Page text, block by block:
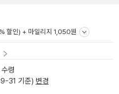
할인) + 마일리지 1,050원
령
31 기준) 변경